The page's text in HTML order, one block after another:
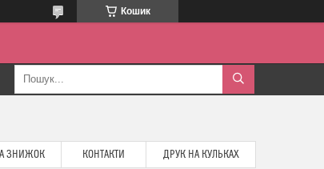
Кошик
ЗНИЖОК КОНТАКТИ ДРУК НА КУЛЬКАХ